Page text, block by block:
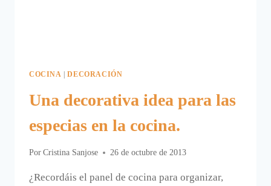
COCINA |DECORACIÓN
Una decorativa idea para las
especias en la cocina.
Por Cristina Sanjose 26 de octubre de 2013
¿Recordáis el panel de cocina para organizar,